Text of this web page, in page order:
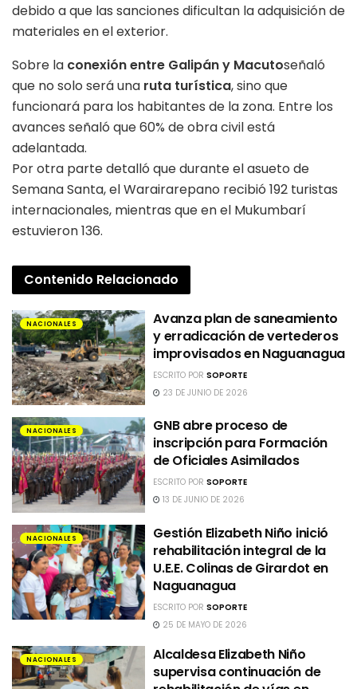
debido a que las sanciones dificultan la adquisición de
materiales en el exterior.
Sobre la conexión entre Galipán y Macutoseñaló
que no solo será una ruta turística, sino que
funcionará para los habitantes de la zona. Entre los
avances señaló que 60% de obra civil está
adelantada.
Por otra parte detalló que durante el asueto de
Semana Santa, el Warairarepano recibió 192 turistas
internacionales, mientras que en el Mukumbarí
estuvieron 136.
Contenido Relacionado
NACIONALES
Avanza plan de saneamiento
y erradicación de vertederos
improvisados en Naguanagua
ESCRITO PORSOPORTE
23 DE JUNIO DE 2026
NACIONALES
GNB abre proceso de
inscripción para Formación
de Oficiales Asimilados
ESCRITO PORSOPORTE
13 DE JUNIO DE 2026
NACIONALES
Gestión Elizabeth Niño inició
rehabilitación integral de la
U.E.E. Colinas de Girardot en
Naguanagua
ESCRITO PORSOPORTE
25 DE MAYO DE 2026
NACIONALES
Alcaldesa Elizabeth Niño
supervisa continuación de